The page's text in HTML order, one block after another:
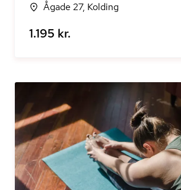
Ågade 27, Kolding
1.195 kr.